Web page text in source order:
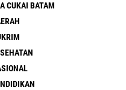
CUKAI BATAM